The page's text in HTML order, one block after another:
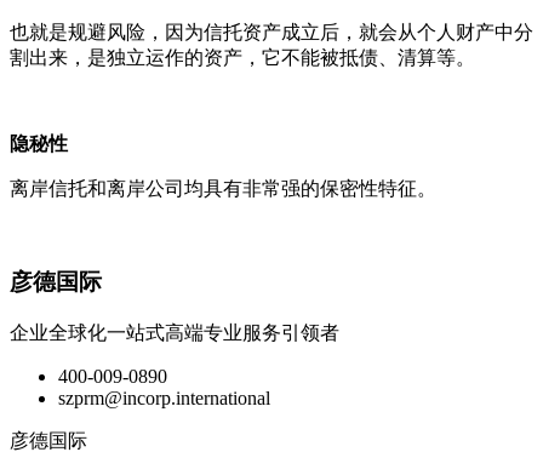
也就是规避风险，因为信托资产成立后，就会从个人财产中分
割出来，是独立运作的资产，它不能被抵债、清算等。
隐秘性
离岸信托和离岸公司均具有非常强的保密性特征。
彦德国际
企业全球化一站式高端专业服务引领者
400-009-0890
szprm@incorp.international
彦德国际